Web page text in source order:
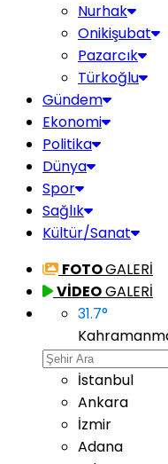
Nurhak
Onikişubat
Pazarcık
Türkoğlu
Gündem
Ekonomi
Politika
Dünya
Spor
Sağlık
Kültür/Sanat
FOTOGALERİ
VİDEOGALERİ
31.7°
İstanbul
Ankara
İzmir
Adana